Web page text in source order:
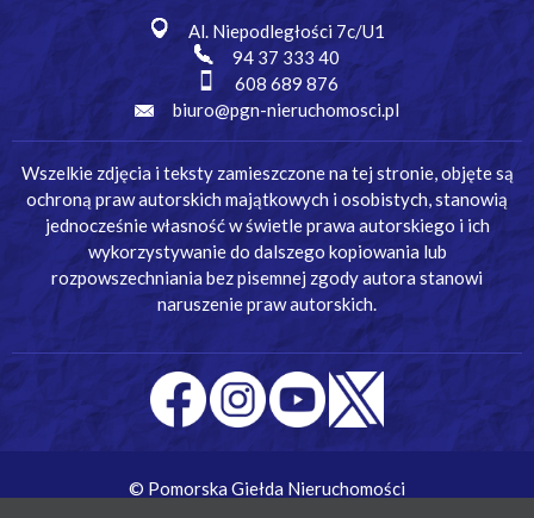
Al. Niepodległości 7c/U1
94 37 333 40
608 689 876
biuro@pgn-nieruchomosci.pl
Wszelkie zdjęcia i teksty zamieszczone na tej stronie, objęte są
ochroną praw autorskich majątkowych i osobistych, stanowią
jednocześnie własność w świetle prawa autorskiego i ich
wykorzystywanie do dalszego kopiowania lub
rozpowszechniania bez pisemnej zgody autora stanowi
naruszenie praw autorskich.
© Pomorska Giełda Nieruchomości